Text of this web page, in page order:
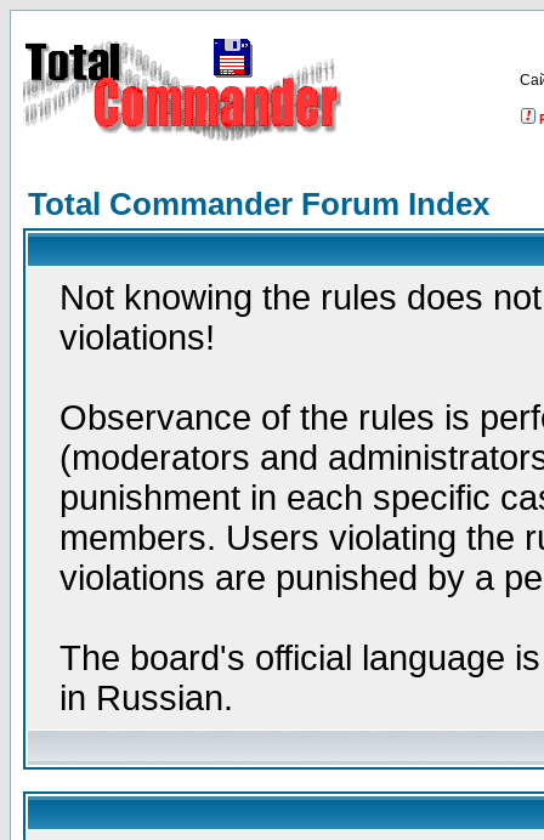
Total Commander Forum Index
Not knowing the rules does
violations!
Observance of the rules is
(moderators and
punishment in each specific
members. Users violating the
violations are punished by a
The board's official language
in Russian.